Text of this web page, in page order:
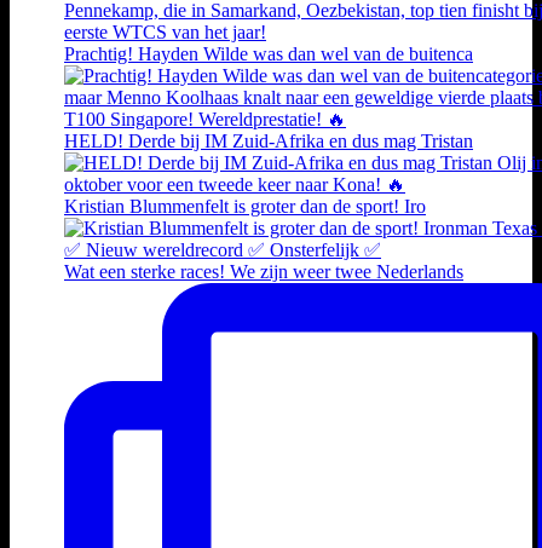
Prachtig! Hayden Wilde was dan wel van de buitenca
HELD! Derde bij IM Zuid-Afrika en dus mag Tristan
Kristian Blummenfelt is groter dan de sport! Iro
Wat een sterke races! We zijn weer twee Nederlands